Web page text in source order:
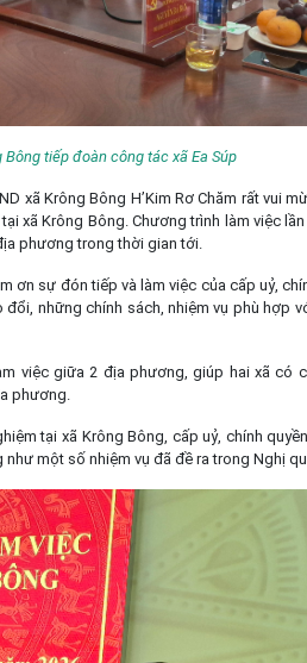
tiếp đoàn công tác xã Ea Súp
xã Krông Bông H’Kim Rơ Chăm rất vui
xã Krông Bông. Chương trình làm việc
phương trong thời gian tới.
ơn sự đón tiếp và làm việc của cấp uỷ,
những chính sách, nhiệm vụ phù hợp
việc giữa 2 địa phương, giúp hai xã có
phương.
tại xã Krông Bông, cấp uỷ, chính
một số nhiệm vụ đã đề ra trong Nghị